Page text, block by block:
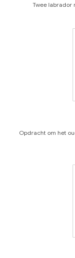
Twee labrador
Opdracht om het